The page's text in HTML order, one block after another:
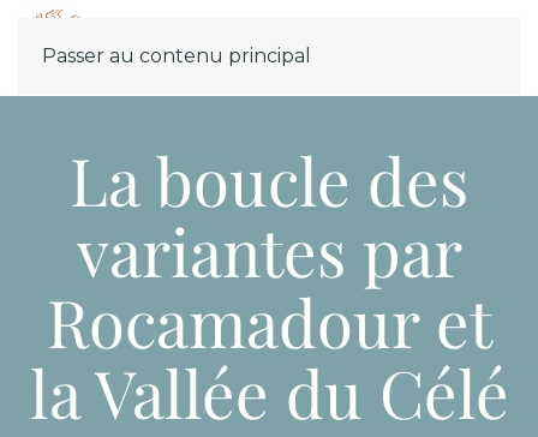
Passer au contenu principal
La boucle des
variantes par
Rocamadour et
la Vallée du Célé